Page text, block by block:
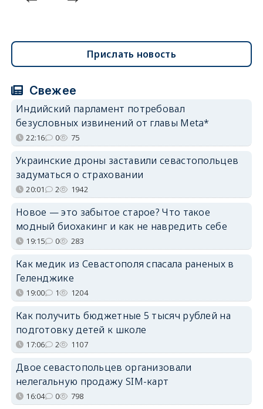
Прислать новость
Свежее
Индийский парламент потребовал
безусловных извинений от главы Meta*
22:16 0 75
Украинские дроны заставили севастопольцев
задуматься о страховании
20:01 2 1942
Новое — это забытое старое? Что такое
модный биохакинг и как не навредить себе
19:15 0 283
Как медик из Севастополя спасала раненых в
Геленджике
19:00 1 1204
Как получить бюджетные 5 тысяч рублей на
подготовку детей к школе
17:06 2 1107
Двое севастопольцев организовали
нелегальную продажу SIM-карт
16:04 0 798